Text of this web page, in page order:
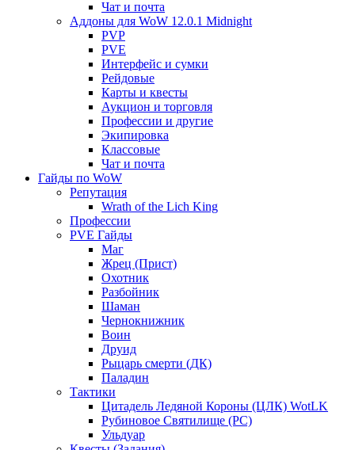
Чат и почта
Аддоны для WoW 12.0.1 Midnight
PVP
PVE
Интерфейс и сумки
Рейдовые
Карты и квесты
Аукцион и торговля
Профессии и другие
Экипировка
Классовые
Чат и почта
Гайды по WoW
Репутация
Wrath of the Lich King
Профессии
PVE Гайды
Маг
Жрец (Прист)
Охотник
Разбойник
Шаман
Чернокнижник
Воин
Друид
Рыцарь смерти (ДК)
Паладин
Тактики
Цитадель Ледяной Короны (ЦЛК) WotLK
Рубиновое Святилище (РС)
Ульдуар